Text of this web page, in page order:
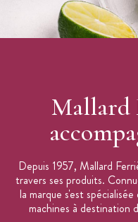
Mallard
Depuis 1957, Mallard
travers ses produits.
la marque s'est
machines à destination